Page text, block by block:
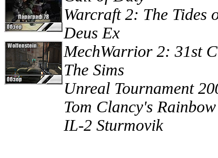
Warcraft 2: The Tides
Deus Ex
MechWarrior 2: 31st
The Sims
Unreal Tournament
Tom Clancy's
IL-2 Sturmovik